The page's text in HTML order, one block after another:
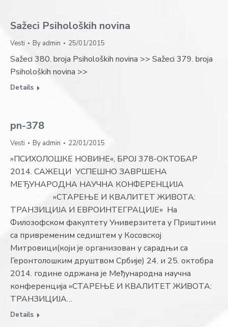
Sažeci Psiholoških novina
Vesti By admin 25/01/2015
Sažeci 380. broja Psiholoških novina >> Sažeci 379. broja
Psiholoških novina >>
Details
pn-378
Vesti By admin 22/01/2015
»ПСИХОЛОШКЕ НОВИНЕ«, БРОЈ 378-ОКТОБАР
2014. САЖЕЦИ УСПЕШНО ЗАВРШЕНА
МЕЂУНАРОДНА НАУЧНА КОНФЕРЕНЦИЈА
»СТАРЕЊЕ И КВАЛИТЕТ ЖИВОТА:
ТРАНЗИЦИЈА И ЕВРОИНТЕГРАЦИЈЕ« На
Филозофском факултету Универзитета у Приштини
са привременим седиштем у Ко­совској
Митровици(који је организован у са­радњи са
Геронтолошким друштвом Србије) 24. и 25. октобра
2014. године одржана је Међународна науч­на
конференција »СТАРЕЊЕ И КВАЛИТЕТ ЖИВО­ТА:
ТРАНЗИЦИЈА…
Details